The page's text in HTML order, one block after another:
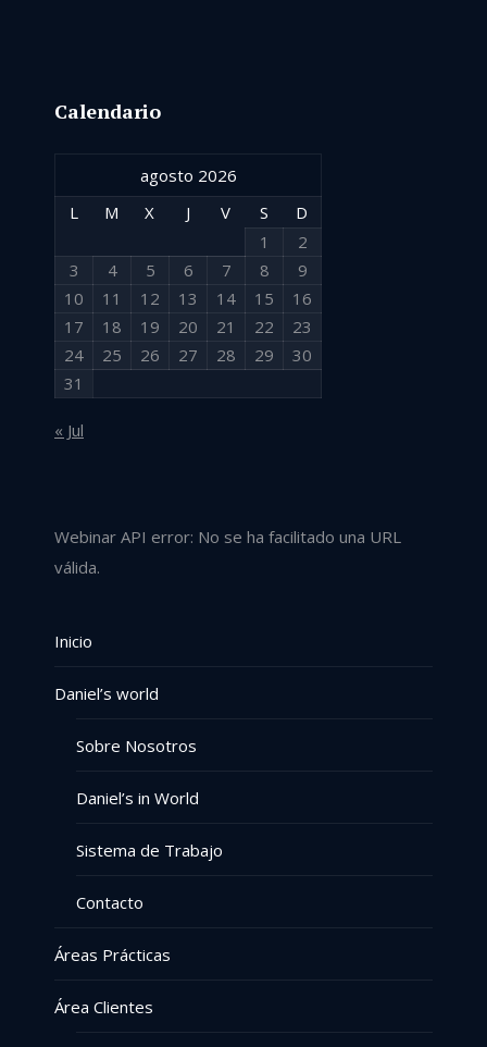
Calendario
agosto 2026
L
M X J V S
D
1
2
3
4 5 6 7 8
9
10
11 12 13 14 15
16
17
18 19 20 21 22
23
24
25 26 27 28 29
30
31
« Jul
Webinar API error: No se ha facilitado una URL
válida.
Inicio
Daniel’s world
Sobre Nosotros
Daniel’s in World
Sistema de Trabajo
Contacto
Áreas Prácticas
Área Clientes